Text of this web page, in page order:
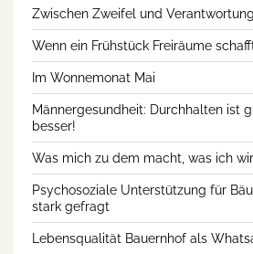
Zwischen Zweifel und Verantwortung
Wenn ein Frühstück Freiräume
Im Wonnemonat Mai
Männergesundheit: Durchhalten ist
besser!
Was mich zu dem macht, was ich
Psychosoziale Unterstützung für
stark gefragt
Lebensqualität Bauernhof als